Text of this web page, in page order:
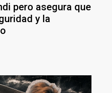
pero asegura que
y la